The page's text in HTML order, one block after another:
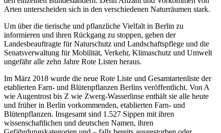
Arten unterscheiden sich in den verschiedenen Naturräumen stark.
Um über die tierische und pflanzliche Vielfalt in Berlin zu
informieren und ihren Rückgang zu stoppen, geben der
Landesbeauftragte für Naturschutz und Landschaftspflege und die
Senatsverwaltung für Mobilität, Verkehr, Klimaschutz und Umwelt
ungefähr alle zehn Jahre Rote Listen heraus.
Im März 2018 wurde die neue Rote Liste und Gesamtartenliste der
etablierten Farn- und Blütenpflanzen Berlins veröffentlicht. Von A
wie Augentrost bis Z wie Zwerg-Wasserlinse enthält sie alle heute
und früher in Berlin vorkommenden, etablierten Farn- und
Blütenpflanzen. Insgesamt sind 1.527 Sippen mit ihren
wissenschaftlichen und deutschen Namen, ihren